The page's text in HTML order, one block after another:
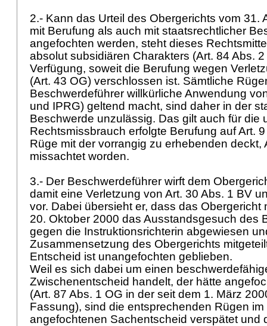
2.- Kann das Urteil des Obergerichts vom 31.
mit Berufung als auch mit staatsrechtlicher
angefochten werden, steht dieses
absolut subsidiären Charakters (Art. 84 Abs.
Verfügung, soweit die Berufung wegen
(Art. 43 OG) verschlossen ist. Sämtliche
Beschwerdeführer willkürliche Anwendung
und IPRG) geltend macht, sind daher in der
Beschwerde unzulässig. Das gilt auch für die
Rechtsmissbrauch erfolgte Berufung aufArt.
Rüge mit der vorrangig zu erhebenden deckt,
missachtet worden.
3.- Der Beschwerdeführer wirft dem
damit eine Verletzung von Art. 30 Abs. 1 BV
vor. Dabei übersieht er, dass das Obergericht
20. Oktober 2000 das Ausstandsgesuch des
gegen die Instruktionsrichterin abgewiesen
Zusammensetzung des Obergerichts
Entscheid ist unangefochten geblieben.
Weil es sich dabei um einen
Zwischenentscheid handelt, der hätte
(Art. 87 Abs. 1 OG in der seit dem 1. März
Fassung), sind die entsprechenden Rügen
angefochtenen Sachentscheid verspätet und